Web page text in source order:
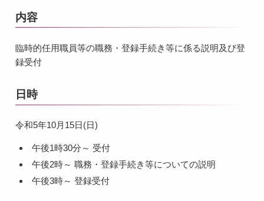
内容
臨時的任用職員等の職務・登録手続き等に係る説明及び登
録受付
日時
令和5年10月15日(日)
午後1時30分～ 受付
午後2時～ 職務・登録手続き等についての説明
午後3時～ 登録受付